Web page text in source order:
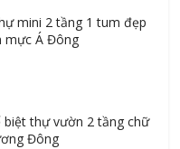
mini 2 tầng 1 tum đẹp
mực Á Đông
biệt thự vườn 2 tầng chữ
Đông